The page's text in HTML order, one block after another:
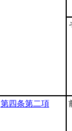
第四条第二項